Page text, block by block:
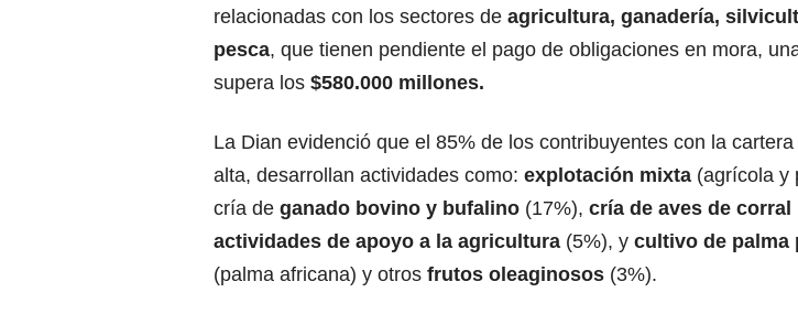
relacionadas con los sectores de agricultura, ganadería,
pesca, que tienen pendiente el pago de obligaciones en mora,
supera los $580.000 millones.
La Dian evidenció que el 85% de los contribuyentes con la
alta, desarrollan actividades como: explotación mixta (agrícola y
cría de ganado bovino y bufalino (17%), cría de aves de corral
actividades de apoyo a la agricultura (5%), y cultivo de palma
(palma africana) y otros frutos oleaginosos (3%).